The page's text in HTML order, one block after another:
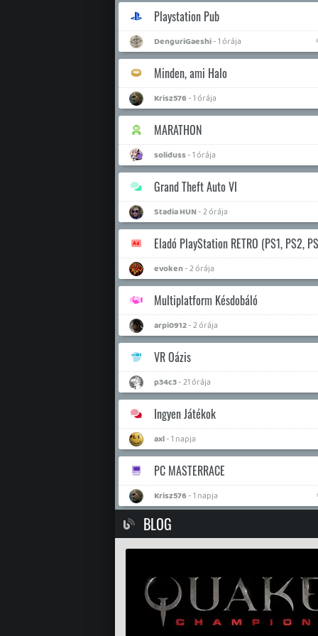
Playstation Pub
DenguriGaeshi- 1 órája
Minden, ami Halo
Krisz576- 1 órája
MARATHON
soliduss- 1 órája
Grand Theft Auto VI
Stadia HUN- 2 órája
Eladó PlayStation RETRO (PS1, PS2,
evoken- 2 órája
Multiplatform Késdobáló
arpi0912- 2 órája
VR Oázis
p34c3- 21 órája
Ingyen Játékok
axl- 1 napja
PC MASTERRACE
Krisz576- 1 napja
BLOG